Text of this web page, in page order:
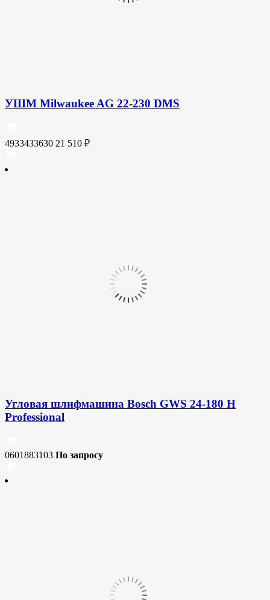
УШМ Milwaukee AG 22-230 DMS
4933433630 21 510 ₽
Угловая шлифмашина Bosch GWS 24-180 H
Professional
0601883103 По запросу